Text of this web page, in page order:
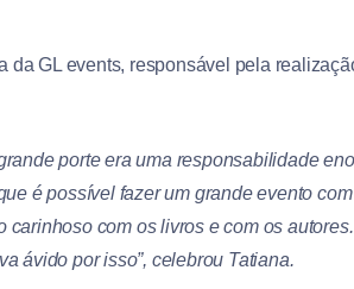
da GL events, responsável pela
porte era uma responsabilidade
é possível fazer um grande evento
carinhoso com os livros e com os
ávido por isso”, celebrou Tatiana.